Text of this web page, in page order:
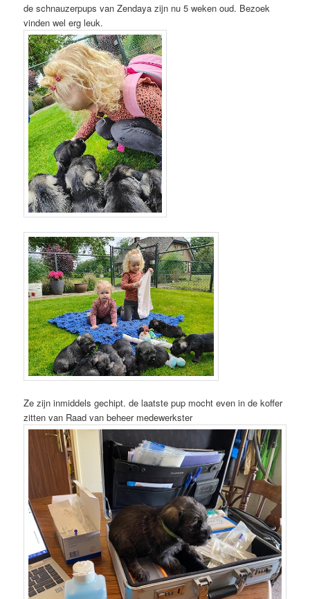
de schnauzerpups van Zendaya zijn nu 5 weken oud. Bezoek
vinden wel erg leuk.
Ze zijn inmiddels gechipt. de laatste pup mocht even in de koffer
zitten van Raad van beheer medewerkster